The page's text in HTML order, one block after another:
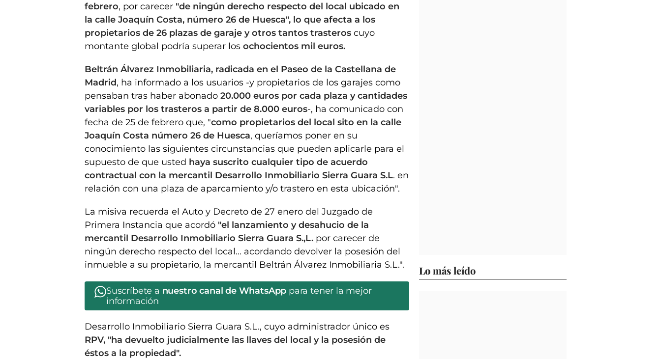
febrero, por carecer "de ningún derecho respecto del local ubicado en
la calle Joaquín Costa, número 26 de Huesca", lo que afecta a los
propietarios de 26 plazas de garaje y otros tantos trasteros cuyo
montante global podría superar los ochocientos mil euros.
Beltrán Álvarez Inmobiliaria, radicada en el Paseo de la Castellana de
Madrid, ha informado a los usuarios -y propietarios de los garajes como
pensaban tras haber abonado 20.000 euros por cada plaza y cantidades
variables por los trasteros a partir de 8.000 euros-, ha comunicado con
fecha de 25 de febrero que, "como propietarios del local sito en la calle
Joaquín Costa número 26 de Huesca, queríamos poner en su
conocimiento las siguientes circunstancias que pueden aplicarle para el
supuesto de que usted haya suscrito cualquier tipo de acuerdo
contractual con la mercantil Desarrollo Inmobiliario Sierra Guara S.L. en
relación con una plaza de aparcamiento y/o trastero en esta ubicación".
La misiva recuerda el Auto y Decreto de 27 enero del Juzgado de
Primera Instancia que acordó "el lanzamiento y desahucio de la
mercantil Desarrollo Inmobiliario Sierra Guara S.,L. por carecer de
ningún derecho respecto del local... acordando devolver la posesión del
inmueble a su propietario, la mercantil Beltrán Álvarez Inmobiliaria S.L.".
Suscríbete a nuestro canal de WhatsApp para tener la mejor
información
Desarrollo Inmobiliario Sierra Guara S.L., cuyo administrador único es
RPV, "ha devuelto judicialmente las llaves del local y la posesión de
éstos a la propiedad".
Lo más leído